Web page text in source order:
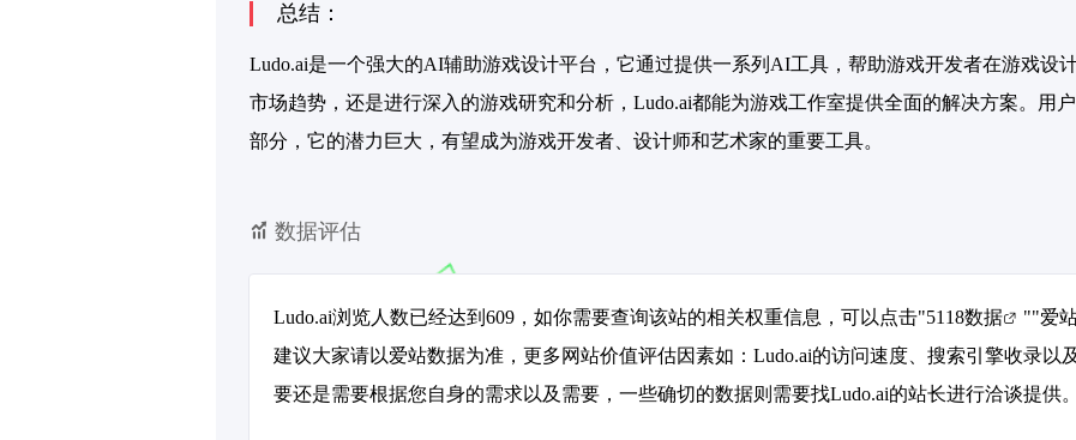
总结：
Ludo.ai是一个强大的AI辅助游戏设计平台，它通过提供一系列AI工具，帮助游戏开发者在游戏设
市场趋势，还是进行深入的游戏研究和分析，Ludo.ai都能为游戏工作室提供全面的解决方案。用
部分，它的潜力巨大，有望成为游戏开发者、设计师和艺术家的重要工具。
数据评估
Ludo.ai浏览人数已经达到609，如你需要查询该站的相关权重信息，可以点击"5118数据 ""爱
建议大家请以爱站数据为准，更多网站价值评估因素如：Ludo.ai的访问速度、搜索引擎收录
要还是需要根据您自身的需求以及需要，一些确切的数据则需要找Ludo.ai的站长进行洽谈提供